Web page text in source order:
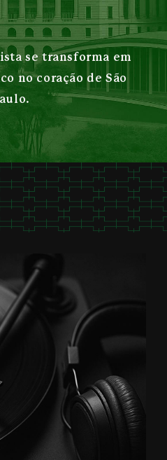
se transforma em
no coração de São